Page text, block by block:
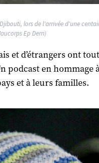
lors de l'arrivée d'une
Ep Derri)
et d’étrangers ont
podcast en hommage
et à leurs familles.